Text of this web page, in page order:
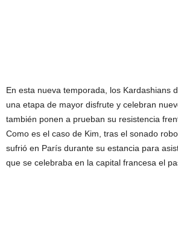
En esta nueva temporada, los Kardashians
una etapa de mayor disfrute y celebran
también ponen a prueban su resistencia
Como es el caso de Kim, tras el sonado
sufrió en París durante su estancia para
que se celebraba en la capital francesa el